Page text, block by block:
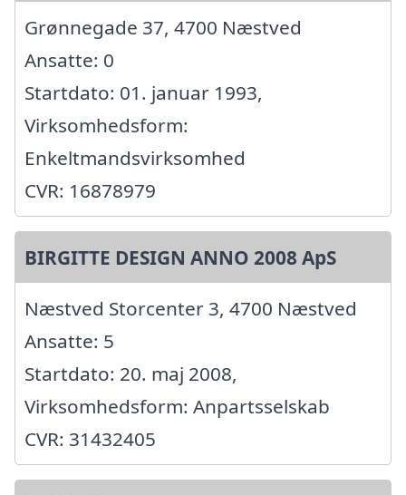
Grønnegade 37, 4700 Næstved
Ansatte: 0
Startdato: 01. januar 1993,
Virksomhedsform:
Enkeltmandsvirksomhed
CVR: 16878979
BIRGITTE DESIGN ANNO 2008 ApS
Næstved Storcenter 3, 4700 Næstved
Ansatte: 5
Startdato: 20. maj 2008,
Virksomhedsform: Anpartsselskab
CVR: 31432405